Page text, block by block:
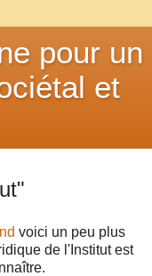
pour un
et
voici un peu plus
de l'Institut est